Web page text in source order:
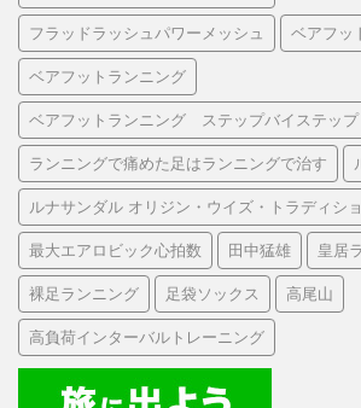
フラッドラッシュパワーメッシュ ベアフッ
ベアフットランニング
ベアフットランニング ステップバイステップ
ランニングで痛めた足はランニングで治す
ルナサンダル オリジン・ウイズ・トラディシ
最大エアロビック心拍数 田中猛雄 皇居
裸足ランニング 足袋ソックス 高尾山
高負荷インターバルトレーニング